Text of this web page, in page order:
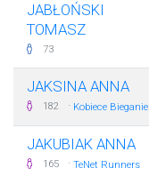
JABŁOŃSKI
TOMASZ
73
JAKSINA ANNA
182 · Kobiece Bieganie
JAKUBIAK ANNA
165 · TeNet Runners